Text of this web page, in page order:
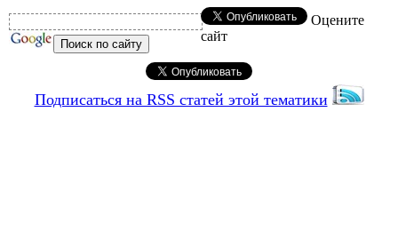
Оцените
сайт
Подписаться на RSS статей этой тематики